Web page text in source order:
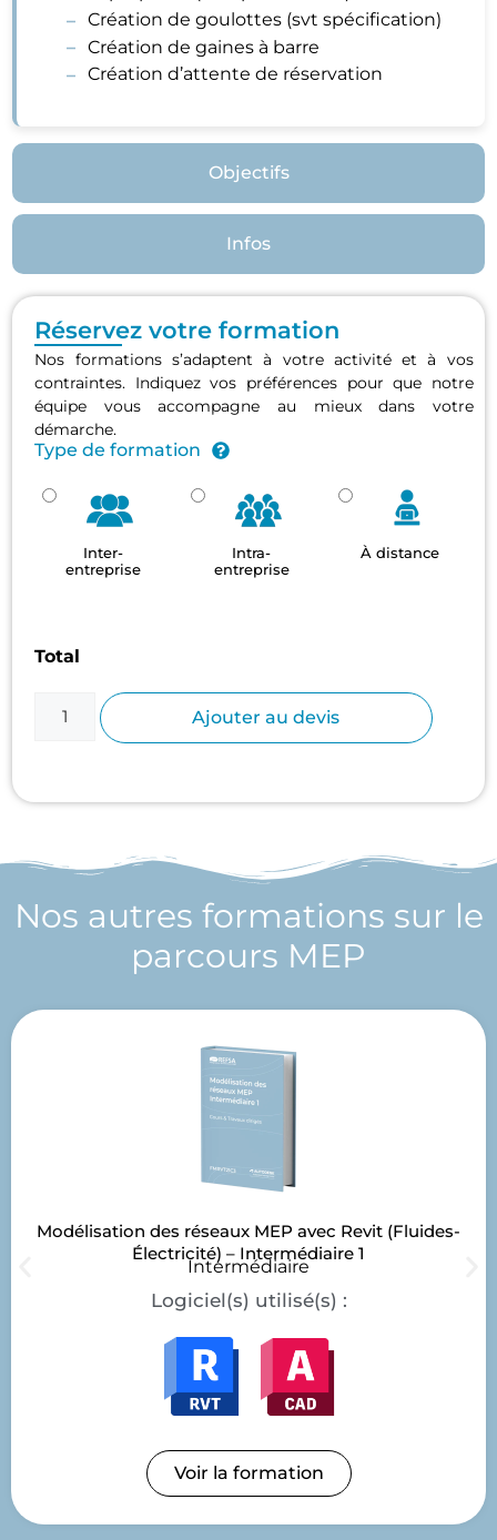
Objectifs
Infos
Création de goulottes (svt spécification)
Création de gaines à barre
Création d’attente de réservation
Réservez votre formation
Nos formations s’adaptent à votre activité et à vos
contraintes. Indiquez vos préférences pour que notre
équipe vous accompagne au mieux dans votre
démarche.
Type de formation
Inter-
entreprise
Intra-
entreprise
À distance
Total
Ajouter au devis
Nos autres formations sur le
parcours MEP
Modélisation des réseaux MEP avec Revit (Fluides-
Électricité) – Intermédiaire 1
Intermédiaire
Logiciel(s) utilisé(s) :
Voir la formation